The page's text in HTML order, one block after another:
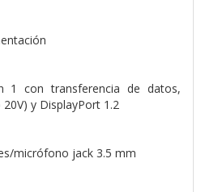
1 con transferencia de datos,
y DisplayPort 1.2
micrófono jack 3.5 mm